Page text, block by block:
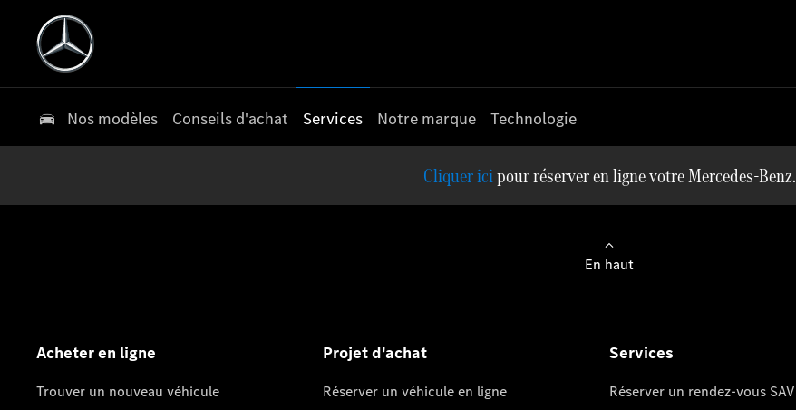
Nos modèles Conseils d'achat Services Notre marque Technologie
pour réserver en ligne votre Mercedes-Benz.
En haut
Acheter en ligne
Trouver un nouveau véhicule
Projet d'achat
Réserver un véhicule en ligne
Services
Réserver un rendez-vous SAV